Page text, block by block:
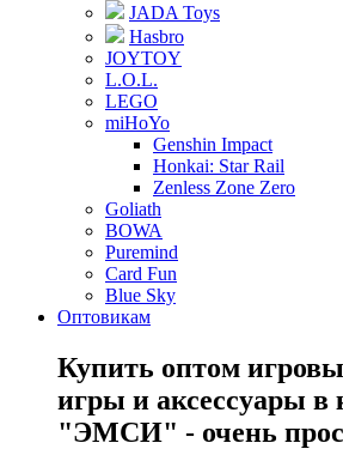
JADA Toys
Hasbro
JOYTOY
L.O.L.
LEGO
miHoYo
Genshin Impact
Honkai: Star Rail
Zenless Zone Zero
Goliath
BOWA
Puremind
Card Fun
Blue Sky
Оптовикам
Купить оптом
игры и аксессуары в
"ЭМСИ" - очень